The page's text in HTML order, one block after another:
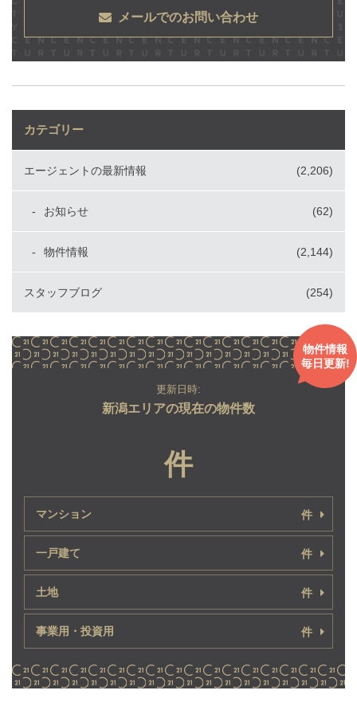
メールでのお問い合わせ
カテゴリー
エージェントの最新情報 (2,206)
お知らせ (62)
物件情報 (2,144)
スタッフブログ (254)
物件情報
毎日更新!
更新日時:
新潟エリアの現在の物件数
件
マンション 件
一戸建て 件
土地 件
事業用・投資用 件